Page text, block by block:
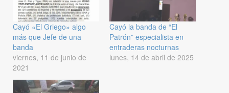
Cayó «El Griego» algo
más que Jefe de una
banda
viernes, 11 de junio de
2021
Cayó la banda de “El
Patrón” especialista en
entraderas nocturnas
lunes, 14 de abril de 2025